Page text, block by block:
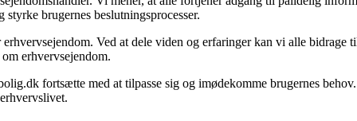
brugernes beslutningsprocesser.
Ved at dele viden og erfaringer kan vi alle
erhvervsejendom.
fortsætte med at tilpasse sig og imødekomme brugernes